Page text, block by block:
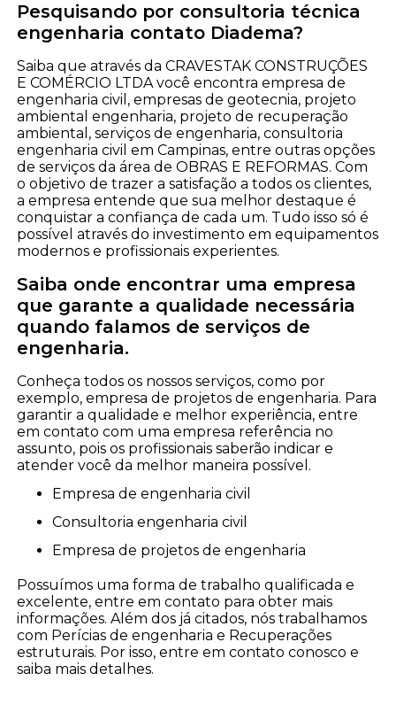
Pesquisando por consultoria técnica
engenharia contato Diadema?
Saiba que através da CRAVESTAK CONSTRUÇÕES
E COMÉRCIO LTDA você encontra empresa de
engenharia civil, empresas de geotecnia, projeto
ambiental engenharia, projeto de recuperação
ambiental, serviços de engenharia, consultoria
engenharia civil em Campinas, entre outras opções
de serviços da área de OBRAS E REFORMAS. Com
o objetivo de trazer a satisfação a todos os clientes,
a empresa entende que sua melhor destaque é
conquistar a confiança de cada um. Tudo isso só é
possível através do investimento em equipamentos
modernos e profissionais experientes.
Saiba onde encontrar uma empresa
que garante a qualidade necessária
quando falamos de serviços de
engenharia.
Conheça todos os nossos serviços, como por
exemplo, empresa de projetos de engenharia. Para
garantir a qualidade e melhor experiência, entre
em contato com uma empresa referência no
assunto, pois os profissionais saberão indicar e
atender você da melhor maneira possível.
empresa de engenharia civil
consultoria engenharia civil
empresa de projetos de engenharia
Possuímos uma forma de trabalho qualificada e
excelente, entre em contato para obter mais
informações. Além dos já citados, nós trabalhamos
com Perícias de engenharia e Recuperações
estruturais. Por isso, entre em contato conosco e
saiba mais detalhes.